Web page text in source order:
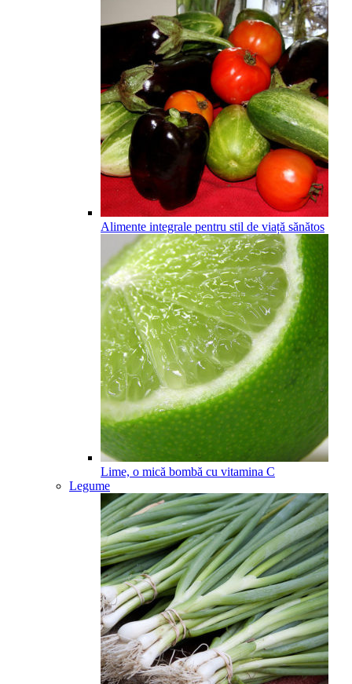
Alimente integrale pentru stil de viață sănătos
Lime, o mică bombă cu vitamina C
Legume